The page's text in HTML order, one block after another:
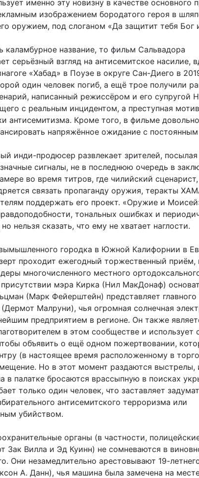
именно эту новизну в качестве основного
изображением бородатого героя в
оружием, под слоганом «Да защитит тебя Бог
каламбурное название, то фильм Сальвадора
серьёзный взгляд на антисемитское насилие,
«Хабад» в Поуэе в округе Сан-Диего в
один человек погиб, а ещё трое получили
написанный режиссёром и его супругой
с реальным инцидентом, а преступная
антисемитизма. Кроме того, в фильме
напряжённое ожидание с
инди-продюсер развлекает зрителей,
сигналы, не в последнюю очередь в
во время титров, где чилийский
связать пропаганду оружия, теракты
поддержать его проект. «Оружие и
тональных ошибках и
нельзя сказать, что ему не хватает наглости.
городка в Южной Калифорнии в
проходит ежегодный торжественный приём,
многочисленного местного
мэра Кирка (Нил МакДонаф)
(Марк Фейерштейн) представляет главного
Малруни), чья огромная солнечная
предприятием в регионе. Он также
в этом сообществе и использует
объявить о ещё одном пожертвовании,
(в настоящее время расположенному в
Но в этот момент раздаются выстрелы,
в палатке бросаются врассыпную в поисках
только один человек, что заставляет
антисемитского терроризма или
убийством.
органы (в частности,
Зак Вилла и Эд Куинн) не сомневаются в
Они незамедлительно арестовывают 19-
А. Данн), чья машина была замечена на